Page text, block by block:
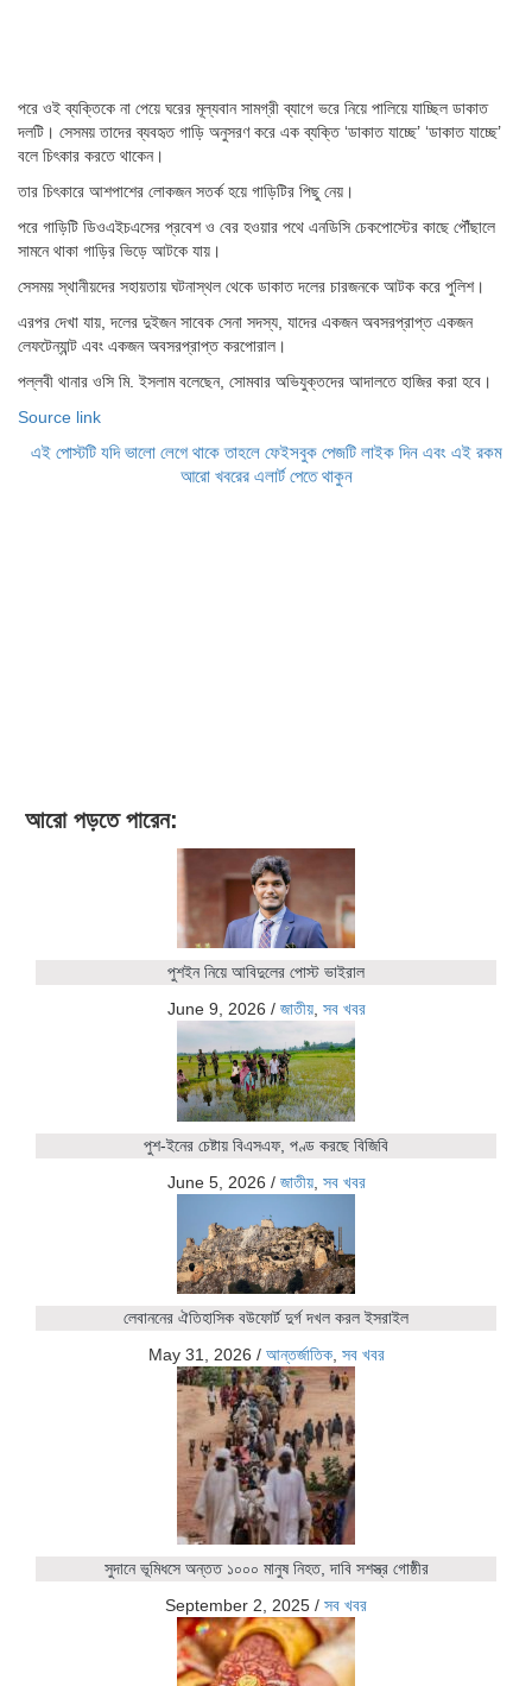
পরে ওই ব্যক্তিকে না পেয়ে ঘরের মূল্যবান সামগ্রী ব্যাগে ভরে নিয়ে পালিয়ে যাচ্ছিল ডাকাত
দলটি। সেসময় তাদের ব্যবহৃত গাড়ি অনুসরণ করে এক ব্যক্তি ‘ডাকাত যাচ্ছে’ ‘ডাকাত যাচ্ছে’
বলে চিৎকার করতে থাকেন।
তার চিৎকারে আশপাশের লোকজন সতর্ক হয়ে গাড়িটির পিছু নেয়।
পরে গাড়িটি ডিওএইচএসের প্রবেশ ও বের হওয়ার পথে এনডিসি চেকপোস্টের কাছে পৌঁছালে
সামনে থাকা গাড়ির ভিড়ে আটকে যায়।
সেসময় স্থানীয়দের সহায়তায় ঘটনাস্থল থেকে ডাকাত দলের চারজনকে আটক করে পুলিশ।
এরপর দেখা যায়, দলের দুইজন সাবেক সেনা সদস্য, যাদের একজন অবসরপ্রাপ্ত একজন
লেফটেন্যান্ট এবং একজন অবসরপ্রাপ্ত করপোরাল।
পল্লবী থানার ওসি মি. ইসলাম বলেছেন, সোমবার অভিযুক্তদের আদালতে হাজির করা হবে।
Source link
এই পোস্টটি যদি ভালো লেগে থাকে তাহলে ফেইসবুক পেজটি লাইক দিন এবং এই রকম
আরো খবরের এলার্ট পেতে থাকুন
আরো পড়তে পারেন:
পুশইন নিয়ে আবিদুলের পোস্ট ভাইরাল
June 9, 2026 / জাতীয়, সব খবর
পুশ-ইনের চেষ্টায় বিএসএফ, পণ্ড করছে বিজিবি
June 5, 2026 / জাতীয়, সব খবর
লেবাননের ঐতিহাসিক বউফোর্ট দুর্গ দখল করল ইসরাইল
May 31, 2026 / আন্তর্জাতিক, সব খবর
সুদানে ভূমিধসে অন্তত ১০০০ মানুষ নিহত, দাবি সশস্ত্র গোষ্ঠীর
September 2, 2025 / সব খবর